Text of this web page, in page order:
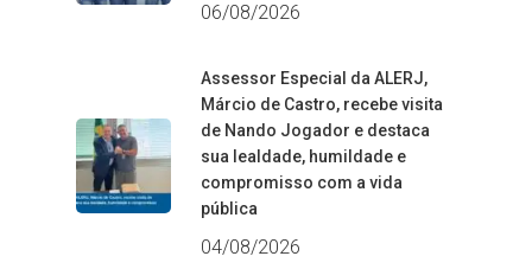
06/08/2026
Assessor Especial da ALERJ,
Márcio de Castro, recebe visita
de Nando Jogador e destaca
sua lealdade, humildade e
compromisso com a vida
pública
04/08/2026